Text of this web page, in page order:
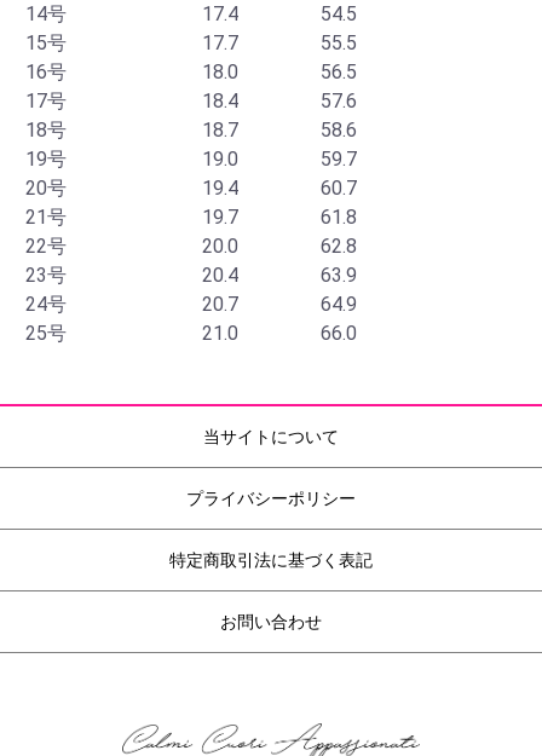
14号
17.4
54.5
15号
17.7
55.5
16号
18.0
56.5
17号
18.4
57.6
18号
18.7
58.6
19号
19.0
59.7
20号
19.4
60.7
21号
19.7
61.8
22号
20.0
62.8
23号
20.4
63.9
24号
20.7
64.9
25号
21.0 66.0
当サイトについて
プライバシーポリシー
特定商取引法に基づく表記
お問い合わせ